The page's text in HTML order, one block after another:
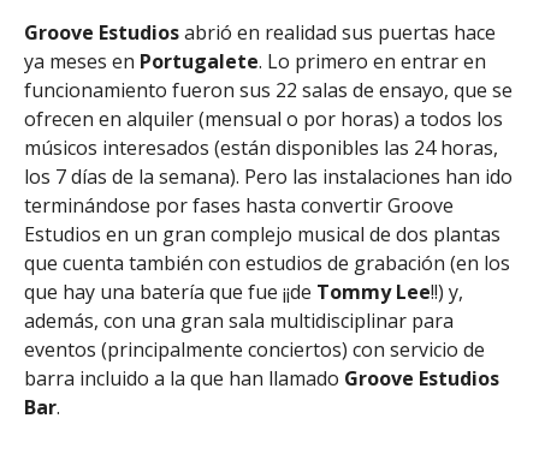
Groove Estudiosabrió en realidad sus puertas hace
ya meses en Portugalete. Lo primero en entrar en
funcionamiento fueron sus 22 salas de ensayo, que se
ofrecen en alquiler (mensual o por horas) a todos los
músicos interesados (están disponibles las 24 horas,
los 7 días de la semana). Pero las instalaciones han ido
terminándose por fases hasta convertir Groove
Estudios en un gran complejo musical de dos plantas
que cuenta también con estudios de grabación (en los
que hay una batería que fue ¡¡de Tommy Lee!!) y,
además, con una gran sala multidisciplinar para
eventos (principalmente conciertos) con servicio de
barra incluido a la que han llamado Groove Estudios
Bar.